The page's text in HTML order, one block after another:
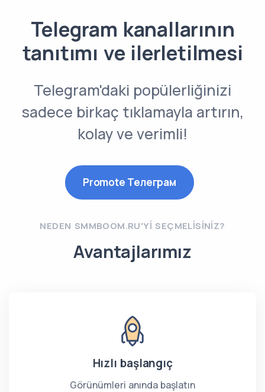
Telegram kanallarının
tanıtımı ve ilerletilmesi
Telegram'daki popülerliğinizi
sadece birkaç tıklamayla artırın,
kolay ve verimli!
Promote Телеграм
NEDEN SMMBOOM.RU'YI SEÇMELISINIZ?
Avantajlarımız
Hızlı başlangıç
Görünümleri anında başlatın